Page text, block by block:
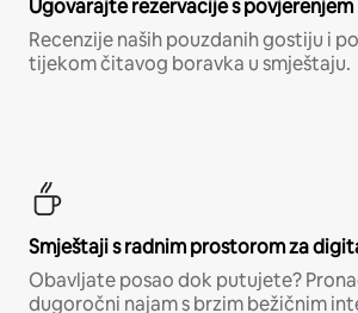
Ugovarajte rezervacije s povjerenjem
Recenzije naših pouzdanih gostiju i
tijekom čitavog boravka u smještaju.
Smještaji s radnim prostorom za
Obavljate posao dok putujete?
dugoročni najam s brzim bežičnim